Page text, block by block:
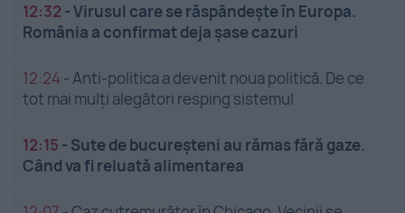
12:32 -Virusul care se răspândește în Europa.
România a confirmat deja șase cazuri
12:24 -Anti-politica a devenit noua politică. De ce
tot mai mulți alegători resping sistemul
12:15 - Sute de bucureșteni au rămas fără gaze.
Când va fi reluată alimentarea